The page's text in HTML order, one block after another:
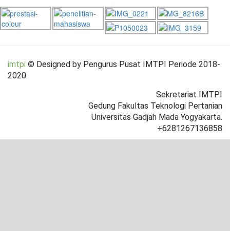
imtpi © Designed by Pengurus Pusat IMTPI Periode 2018-
2020
Sekretariat IMTPI
Gedung Fakultas Teknologi Pertanian
Universitas Gadjah Mada Yogyakarta.
+6281267136858